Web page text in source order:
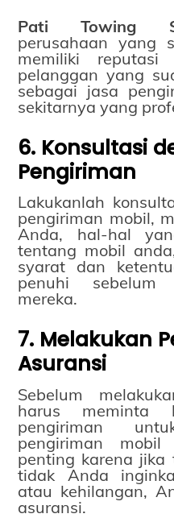
Pati Towing
perusahaan yang
memiliki
pelanggan yang
sebagai jasa
sekitarnya yang
6. Konsultasi
Pengiriman
Lakukanlah
pengiriman mobil,
Anda, hal-hal
tentang mobil
syarat dan
penuhi sebelum
mereka.
7. Melakukan
Asuransi
Sebelum
harus meminta
pengiriman
pengiriman
penting karena
tidak Anda
atau kehilangan,
asuransi.